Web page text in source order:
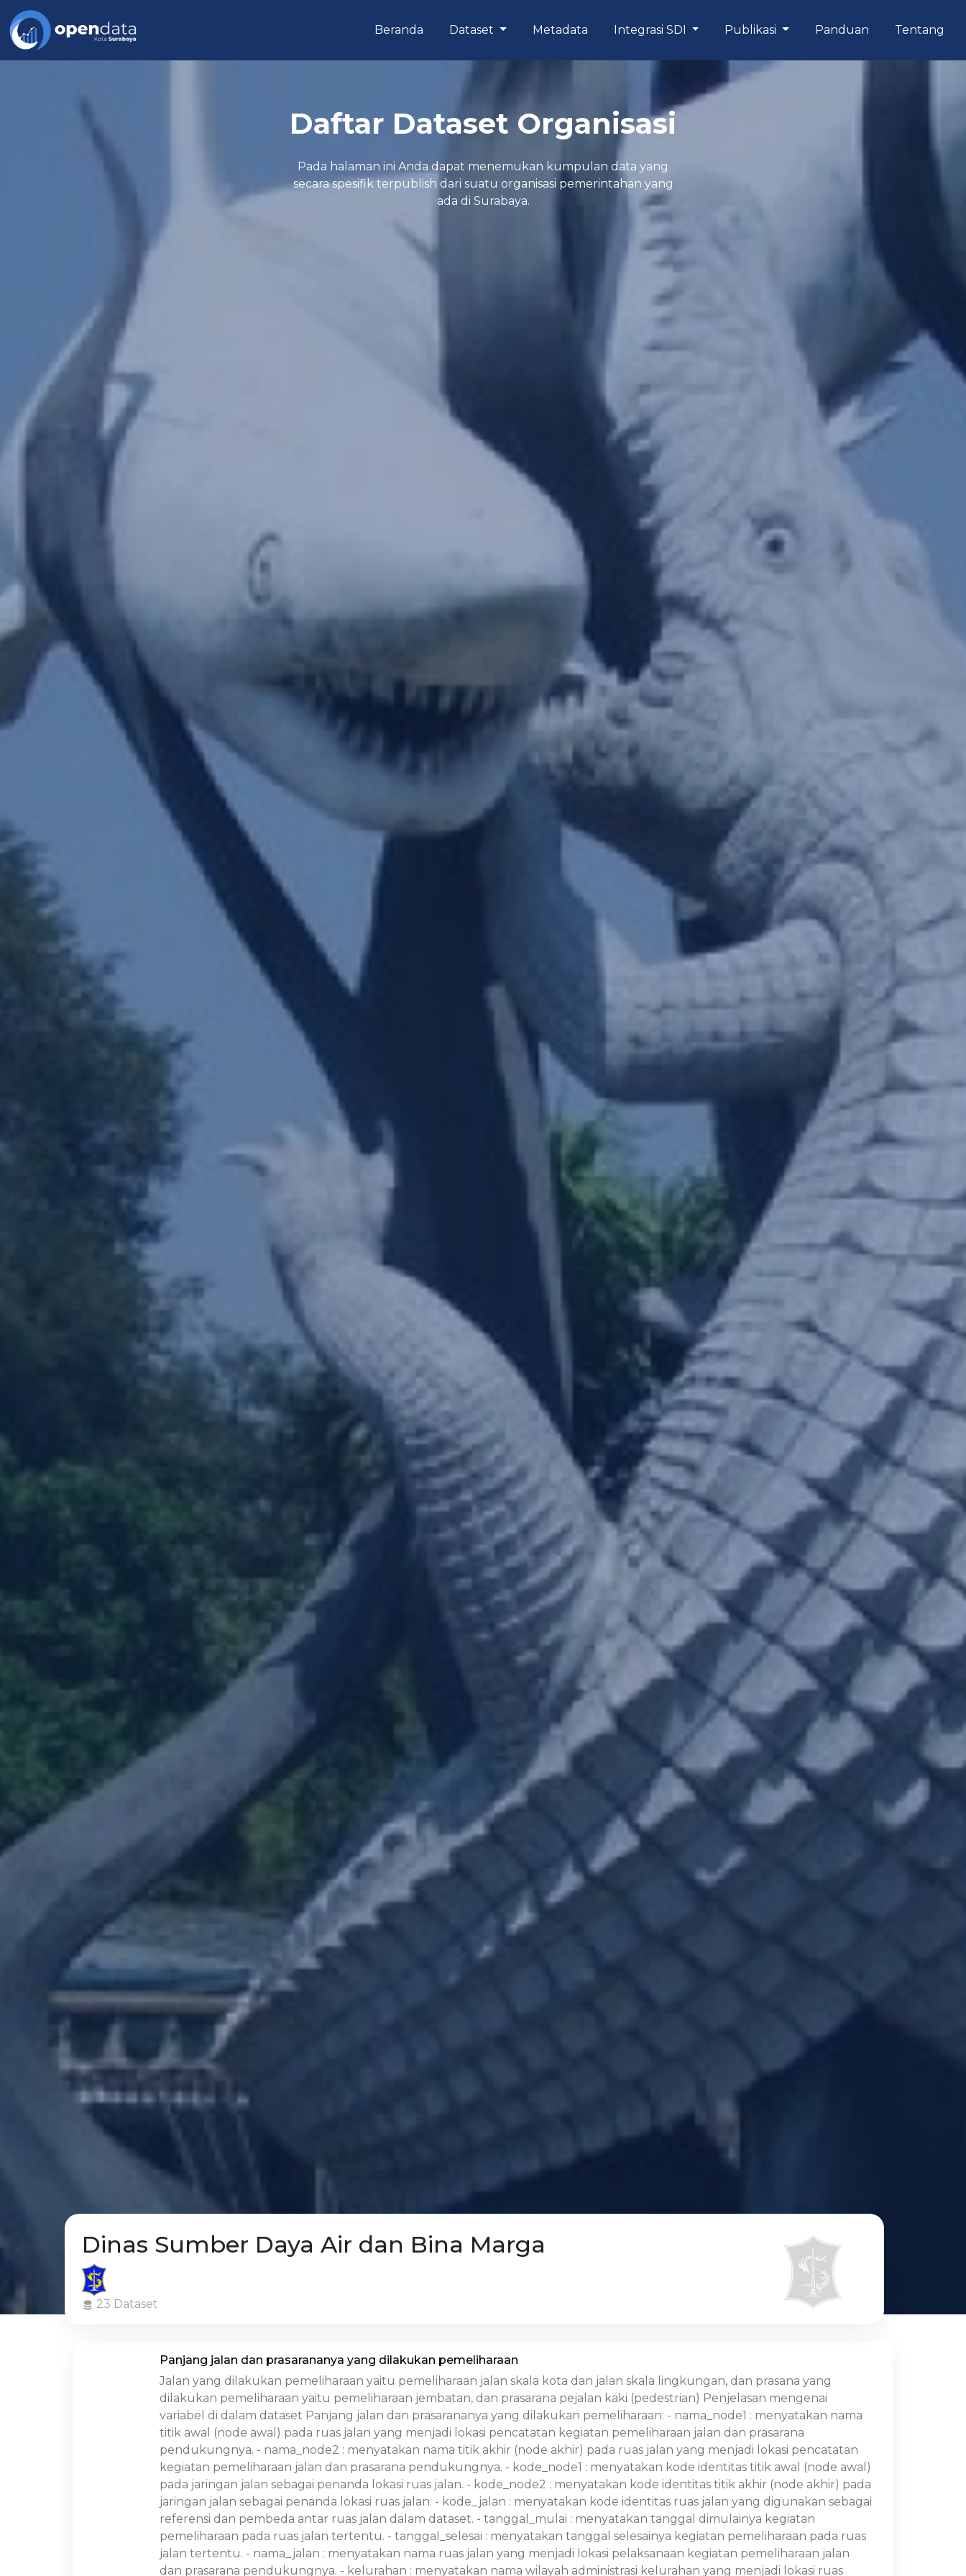
Beranda Dataset Metadata Integrasi SDI Publikasi Panduan Tentang
Daftar Dataset Organisasi
Pada halaman ini Anda dapat menemukan kumpulan data yang
secara spesifik terpublish dari suatu organisasi pemerintahan yang
ada di Surabaya.
Dinas Sumber Daya Air dan Bina Marga
23 Dataset
Panjang jalan dan prasarananya yang dilakukan pemeliharaan
Jalan yang dilakukan pemeliharaan yaitu pemeliharaan jalan skala kota dan jalan skala lingkungan, dan prasana yang
dilakukan pemeliharaan yaitu pemeliharaan jembatan, dan prasarana pejalan kaki (pedestrian) Penjelasan mengenai
variabel di dalam dataset Panjang jalan dan prasarananya yang dilakukan pemeliharaan: - nama_node1 : menyatakan nama
titik awal (node awal) pada ruas jalan yang menjadi lokasi pencatatan kegiatan pemeliharaan jalan dan prasarana
pendukungnya. - nama_node2 : menyatakan nama titik akhir (node akhir) pada ruas jalan yang menjadi lokasi pencatatan
kegiatan pemeliharaan jalan dan prasarana pendukungnya. - kode_node1 : menyatakan kode identitas titik awal (node awal)
pada jaringan jalan sebagai penanda lokasi ruas jalan. - kode_node2 : menyatakan kode identitas titik akhir (node akhir) pada
jaringan jalan sebagai penanda lokasi ruas jalan. - kode_jalan : menyatakan kode identitas ruas jalan yang digunakan sebagai
referensi dan pembeda antar ruas jalan dalam dataset. - tanggal_mulai : menyatakan tanggal dimulainya kegiatan
pemeliharaan pada ruas jalan tertentu. - tanggal_selesai : menyatakan tanggal selesainya kegiatan pemeliharaan pada ruas
jalan tertentu. - nama_jalan : menyatakan nama ruas jalan yang menjadi lokasi pelaksanaan kegiatan pemeliharaan jalan
dan prasarana pendukungnya. - kelurahan : menyatakan nama wilayah administrasi kelurahan yang menjadi lokasi ruas